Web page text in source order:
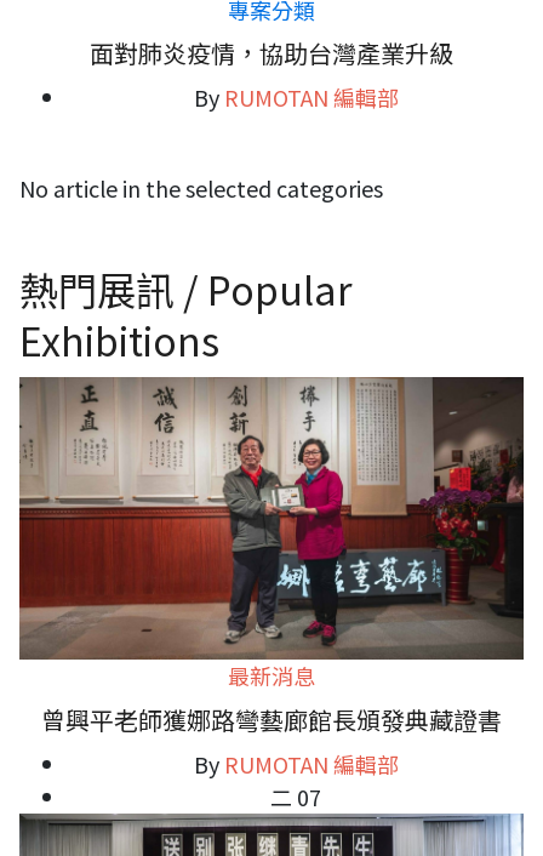
專案分類
面對肺炎疫情，協助台灣產業升級
By RUMOTAN 編輯部
No article in the selected categories
熱門展訊 / Popular
Exhibitions
最新消息
曾興平老師獲娜路彎藝廊館長頒發典藏證書
By RUMOTAN 編輯部
二 07